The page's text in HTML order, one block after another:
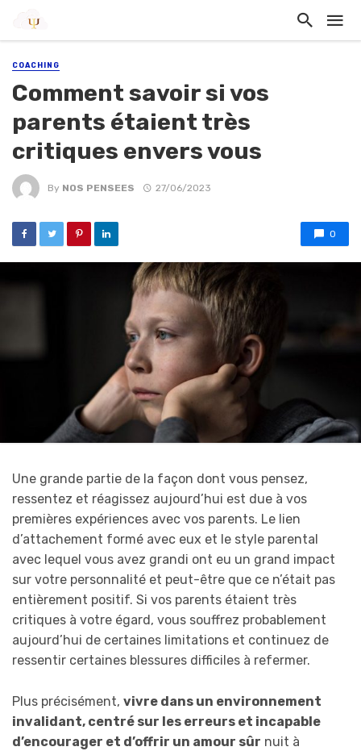
COACHING
Comment savoir si vos
parents étaient très
critiques envers vous
By NOS PENSEES 27/06/2023
0
Une grande partie de la façon dont vous pensez,
ressentez et réagissez aujourd’hui est due à vos
premières expériences avec vos parents. Le lien
d’attachement formé avec eux et le style parental
avec lequel vous avez grandi ont eu un grand impact
sur votre personnalité et peut-être que ce n’était pas
entièrement positif. Si vos parents étaient très
critiques à votre égard, vous souffrez probablement
aujourd’hui de certaines limitations et continuez de
ressentir certaines blessures difficiles à refermer.
Plus précisément, vivre dans un environnement
invalidant, centré sur les erreurs et incapable
d’encourager et d’offrir un amour sûr nuit à